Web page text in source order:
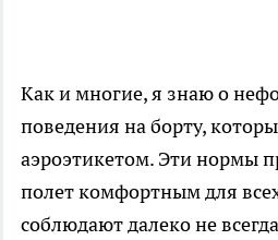
Как и многие, я знаю о
поведения на борту,
аэроэтикетом. Эти нормы
полет комфортным для
соблюдают далеко не